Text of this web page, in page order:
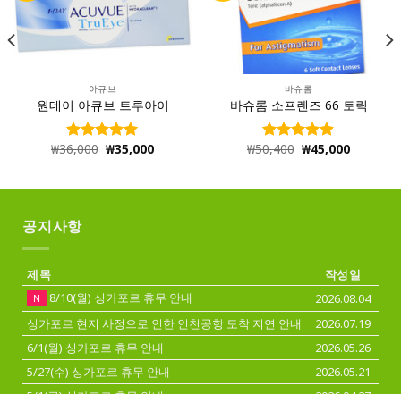
아큐브
원데이 아큐브 트루아이
5 중에서
₩36,000 ₩35,000
바슈롬
바슈롬 소프렌즈 66 토릭
5 중에서
₩50,400 ₩45,000
공지사항
제목 작성일
N 8/10(월) 싱가포르 휴무 안내
2026.08.04
싱가포르 현지 사정으로 인한 인천공항 도착 지연 안내
2026.07.19
6/1(월) 싱가포르 휴무 안내
2026.05.26
5/27(수) 싱가포르 휴무 안내
2026.05.21